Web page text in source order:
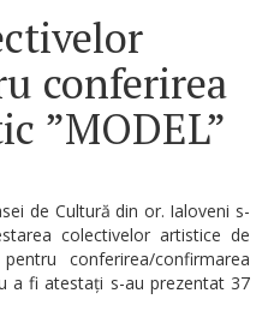
conferirea
”MODEL”
de Cultură din or. Ialoveni s-
colectivelor artistice de
conferirea/confirmarea
a fi atestați s-au prezentat 37